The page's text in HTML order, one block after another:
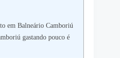
em Balneário Camboriú
gastando pouco é